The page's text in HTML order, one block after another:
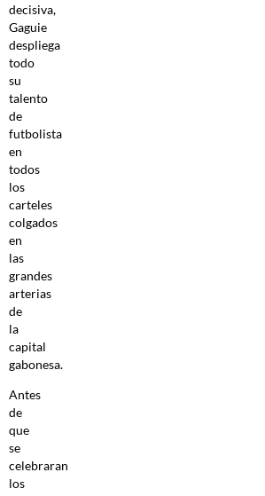
decisiva,
Gaguie
despliega
todo
su
talento
de
futbolista
en
todos
los
carteles
colgados
en
las
grandes
arterias
de
la
capital
gabonesa.
Antes
de
que
se
celebraran
los